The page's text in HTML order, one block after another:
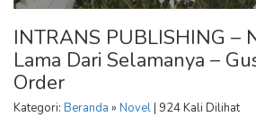
INTRANS PUBLISHING –
Lama Dari Selamanya –
Order
Kategori: Beranda » Novel| 924 Kali Dilihat